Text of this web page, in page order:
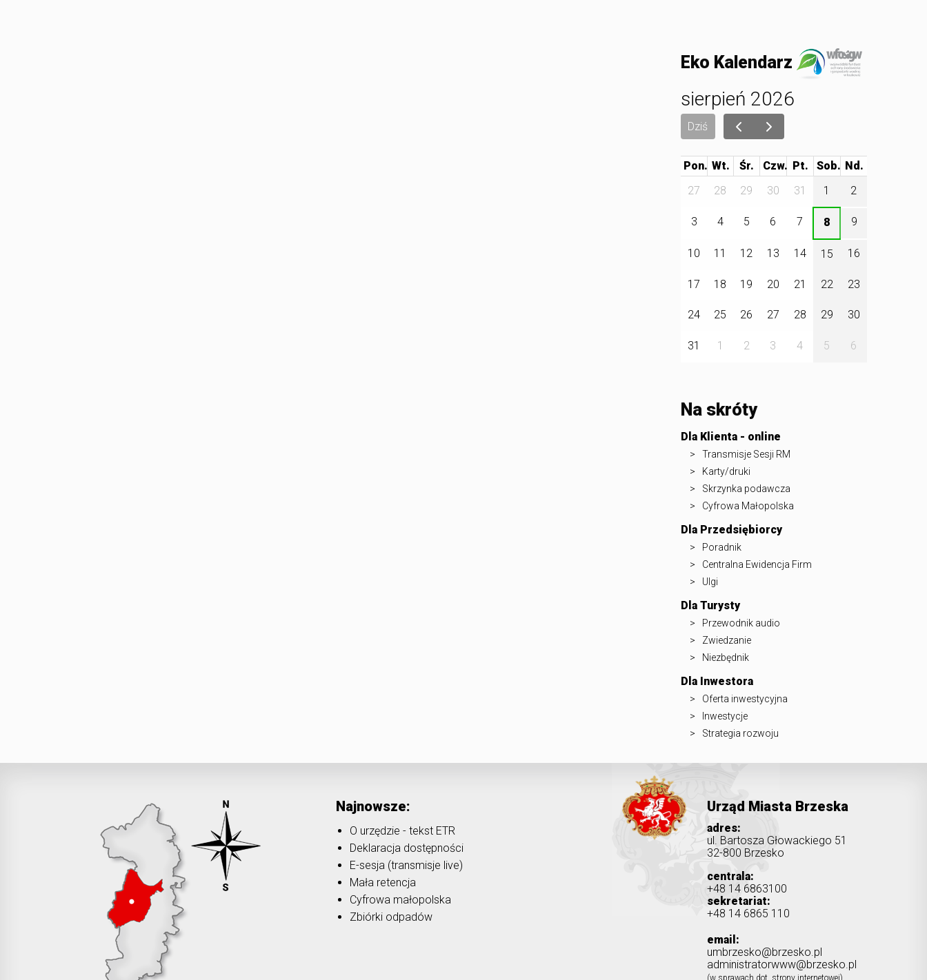
Eko Kalendarz
sierpień 2026
Dziś
Pon. Wt. Śr. Czw. Pt.
Sob.
27
28 29 30 31 1 2
3 4 5 6 7 8 9
10 11 12 13 14 15 16
17 18 19 20 21 22 23
24 25 26 27 28 29 30
31 1 2 3 4 5 6
Na skróty
Dla Klienta - online
Transmisje Sesji RM
Karty/druki
Skrzynka podawcza
Cyfrowa Małopolska
Dla Przedsiębiorcy
Poradnik
Centralna Ewidencja Firm
Ulgi
Dla Turysty
Przewodnik audio
Zwiedzanie
Niezbędnik
Dla Inwestora
Oferta inwestycyjna
Inwestycje
Strategia rozwoju
Najnowsze:
O urzędzie - tekst ETR
Deklaracja dostępności
E-sesja (transmisje live)
Mała retencja
Cyfrowa małopolska
Zbiórki odpadów
Urząd Miasta Brzeska
adres:
ul. Bartosza Głowackiego 51
32-800 Brzesko
centrala:
+48 14 6863100
sekretariat:
+48 14 6865 110
email:
umbrzesko@brzesko.pl
administratorwww@brzesko.pl